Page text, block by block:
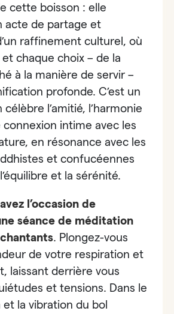
cette boisson : elle
acte de partage et
raffinement culturel, où
chaque choix – de la
à la manière de servir –
profonde. C’est un
célèbre l’amitié, l’harmonie
intime avec les
en résonance avec les
et confucéennes
et la sérénité.
l’occasion de
séance de méditation
. Plongez-vous
de votre respiration et
laissant derrière vous
et tensions. Dans le
et la vibration du bol